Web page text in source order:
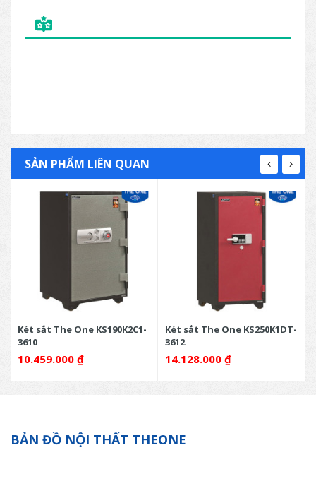
SẢN PHẨM LIÊN QUAN
Két sắt The One KS190K2C1-
3610
10.459.000 ₫
Két sắt The One KS250K1DT-
3612
14.128.000 ₫
BẢN ĐỒ NỘI THẤT THEONE